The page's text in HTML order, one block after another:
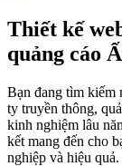
Thiết kế
quảng cáo
Bạn đang tìm kiếm
ty truyền thông,
kinh nghiệm lâu
kết mang đến cho
nghiệp và hiệu quả.